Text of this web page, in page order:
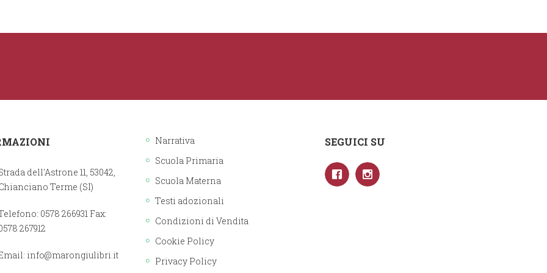
dell'Astrone 11, 53042,
Terme (SI)
0578 266931 Fax:
267912
info@marongiulibri.it
Narrativa
Scuola Primaria
Scuola Materna
Testi adozionali
Condizioni di Vendita
Cookie Policy
Privacy Policy
SEGUICI SU